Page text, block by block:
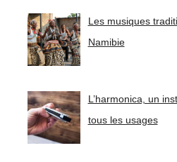
Les musiques
Namibie
L’harmonica, un
tous les usages